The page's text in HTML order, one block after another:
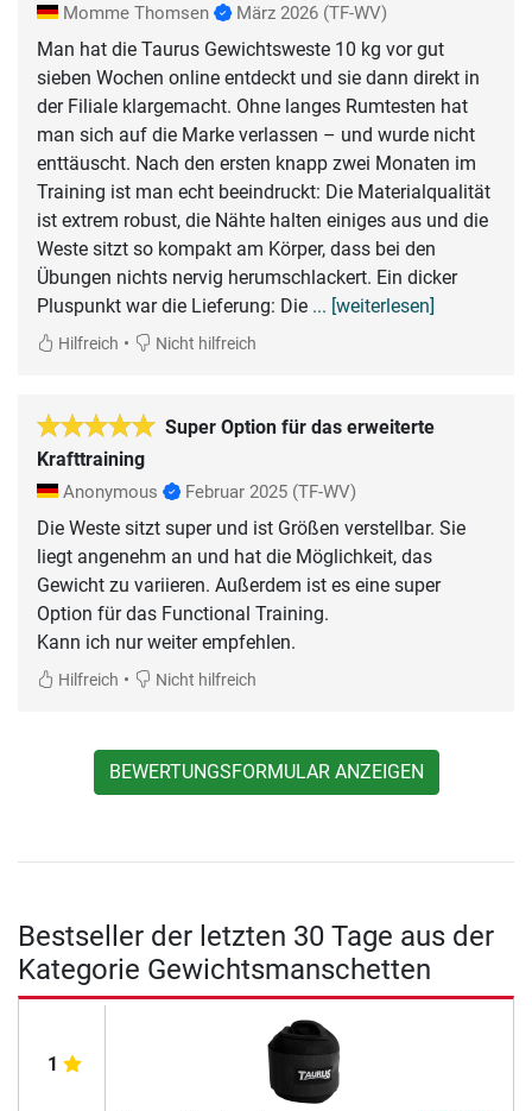
Momme Thomsen März 2026 (TF-WV)
Man hat die Taurus Gewichtsweste 10 kg vor gut
sieben Wochen online entdeckt und sie dann direkt in
der Filiale klargemacht. Ohne langes Rumtesten hat
man sich auf die Marke verlassen – und wurde nicht
enttäuscht. Nach den ersten knapp zwei Monaten im
Training ist man echt beeindruckt: Die Materialqualität
ist extrem robust, die Nähte halten einiges aus und die
Weste sitzt so kompakt am Körper, dass bei den
Übungen nichts nervig herumschlackert. Ein dicker
Pluspunkt war die Lieferung: Die ... [weiterlesen]
Hilfreich • Nicht hilfreich
Super Option für das erweiterte
Krafttraining
Anonymous Februar 2025 (TF-WV)
Die Weste sitzt super und ist Größen verstellbar. Sie
liegt angenehm an und hat die Möglichkeit, das
Gewicht zu variieren. Außerdem ist es eine super
Option für das Functional Training.
Kann ich nur weiter empfehlen.
Hilfreich • Nicht hilfreich
BEWERTUNGSFORMULAR ANZEIGEN
Bestseller der letzten 30 Tage aus der
Kategorie Gewichtsmanschetten
1